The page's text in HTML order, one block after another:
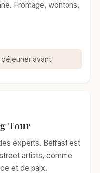
Fromage, wontons,
avant.
Tour
experts. Belfast est
artists, comme
et de paix.